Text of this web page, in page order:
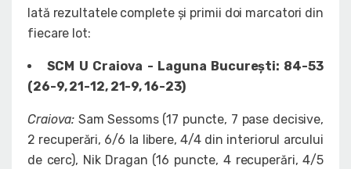
Iată rezultatele complete și primii doi marcatori din
fiecare lot:
SCM U Craiova - Laguna București: 84-53
(26-9, 21-12, 21-9, 16-23)
Craiova: Sam Sessoms (17 puncte, 7 pase decisive,
2 recuperări, 6/6 la libere, 4/4 din interiorul arcului
de cerc), Nik Dragan (16 puncte, 4 recuperări, 4/5